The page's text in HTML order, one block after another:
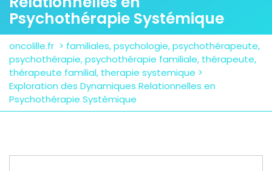
Psychothérapie Systémique
oncolille.fr > familiales,psychologie,psychothérapeute,
psychothérapie,psychothérapie familiale, thérapeute,
thérapeute familial, therapie systemique >
Exploration des Dynamiques Relationnelles en
Psychothérapie Systémique